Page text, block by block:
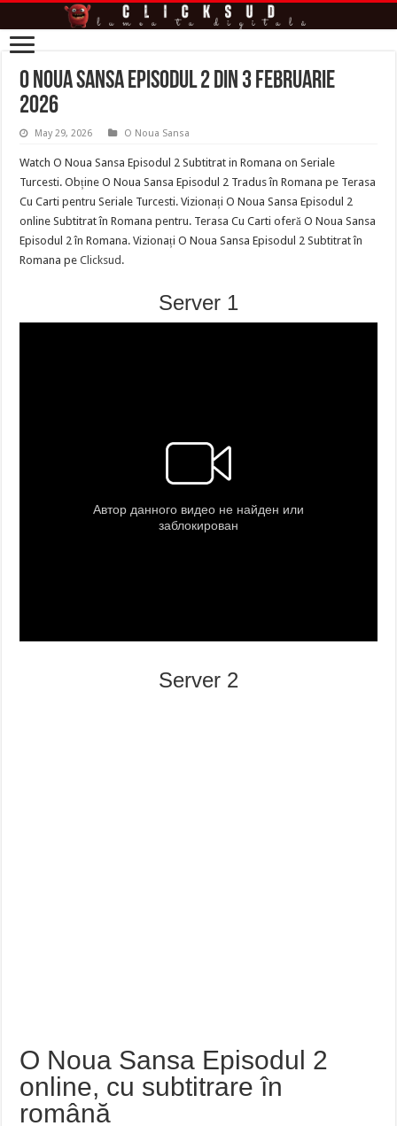
O Noua Sansa Episodul 2 din 3 februarie
2026
May 29, 2026 O Noua Sansa
Watch O Noua Sansa Episodul 2 Subtitrat in Romana on Seriale
Turcesti. Obține O Noua Sansa Episodul 2 Tradus în Romana pe Terasa
Cu Carti pentru Seriale Turcesti. Vizionați O Noua Sansa Episodul 2
online Subtitrat în Romana pentru. Terasa Cu Carti oferă O Noua Sansa
Episodul 2 în Romana. Vizionați O Noua Sansa Episodul 2 Subtitrat în
Romana peClicksud .
Server 1
Server 2
O Noua Sansa Episodul 2
online, cu subtitrare în
română